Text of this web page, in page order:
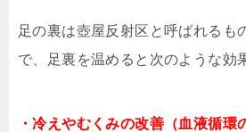
足の裏は壺屋反射区と呼ばれるも
で、足裏を温めると次のような効
・冷えやむくみの改善（血液循環